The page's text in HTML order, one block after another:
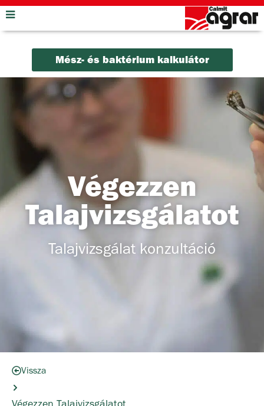
Mész- és baktérium kalkulátor
Végezzen
Talajvizsgálatot
Talajvizsgálat konzultáció
Vissza